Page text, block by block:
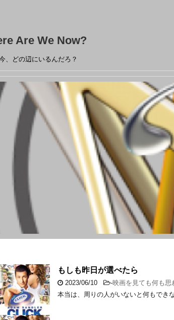
Are We Now?
、どの辺にいるんだろ？
もしも昨日が選べたら
2023/06/10 -映画を見ても何も思
本当は、周りの人がいないと何もでき